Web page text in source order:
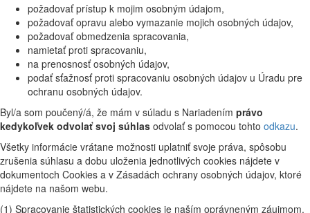
požadovať prístup k mojim osobným údajom,
požadovať opravu alebo vymazanie mojich osobných údajov,
požadovať obmedzenia spracovania,
namietať proti spracovaniu,
na prenosnosť osobných údajov,
podať sťažnosť proti spracovaniu osobných údajov u Úradu pre
ochranu osobných údajov.
Byl/a som poučený/á, že mám v súladu s Nariadením právo
kedykoľvek odvolať svoj súhlas odvolať s pomocou tohto odkazu.
Všetky informácie vrátane možnosti uplatniť svoje práva, spôsobu
zrušenia súhlasu a dobu uloženia jednotlivých cookies nájdete v
dokumentoch Cookies a v Zásadách ochrany osobných údajov, ktoré
nájdete na našom webu.
(1) Spracovanie štatistických cookies je naším oprávneným záujmom.